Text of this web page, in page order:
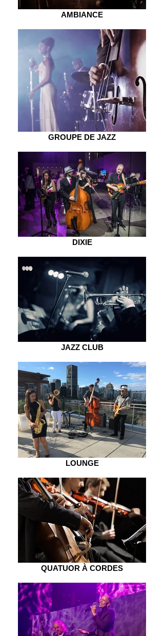
AMBIANCE
GROUPE DE JAZZ
DIXIE
JAZZ CLUB
LOUNGE
QUATUOR À CORDES